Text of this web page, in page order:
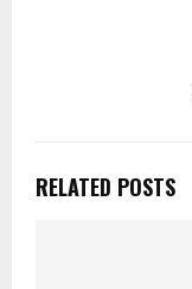
RELATED POSTS